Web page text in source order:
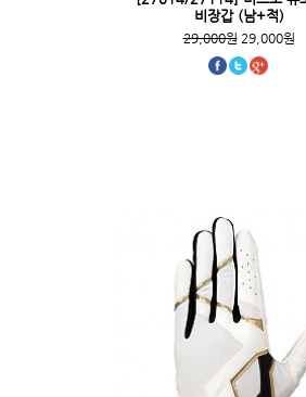
비장갑 (남+적)
29,000원29,000원